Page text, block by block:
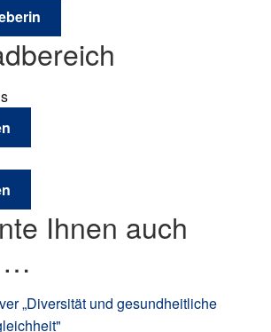
Ihnen auch
…